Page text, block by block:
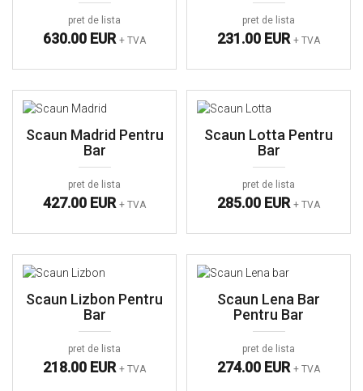
pret de lista
630.00 EUR + TVA
pret de lista
231.00 EUR + TVA
Scaun Madrid Pentru
Bar
pret de lista
427.00 EUR + TVA
Scaun Lotta Pentru
Bar
pret de lista
285.00 EUR + TVA
Scaun Lizbon Pentru
Bar
pret de lista
218.00 EUR + TVA
Scaun Lena Bar
Pentru Bar
pret de lista
274.00 EUR + TVA